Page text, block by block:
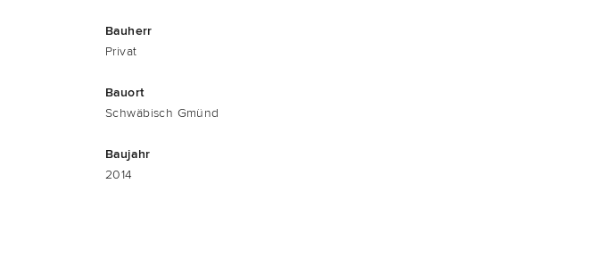
Bau­herr
Pri­vat
Bau­ort
Schwä­bisch Gmünd
Bau­jahr
2014